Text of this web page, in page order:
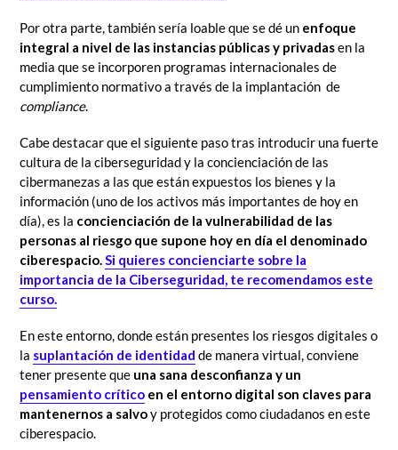
Por otra parte, también sería loable que se dé un enfoque
integral a nivel de las instancias públicas y privadasen la
media que se incorporen programas internacionales de
cumplimiento normativo a través de la implantación de
compliance.
Cabe destacar que el siguiente paso tras introducir una fuerte
cultura de la ciberseguridad y la concienciación de las
cibermanezas a las que están expuestos los bienes y la
información (uno de los activos más importantes de hoy en
día), es la concienciación de la vulnerabilidad de las
personas al riesgo que supone hoy en día el denominado
ciberespacio.Si quieres concienciarte sobre la
importancia de la Ciberseguridad, te recomendamos este
curso.
En este entorno, donde están presentes los riesgos digitales o
la suplantación de identidad de manera virtual, conviene
tener presente que una sana desconfianza y un
pensamiento crítico en el entorno digital son claves para
mantenernos a salvoy protegidos como ciudadanos en este
ciberespacio.